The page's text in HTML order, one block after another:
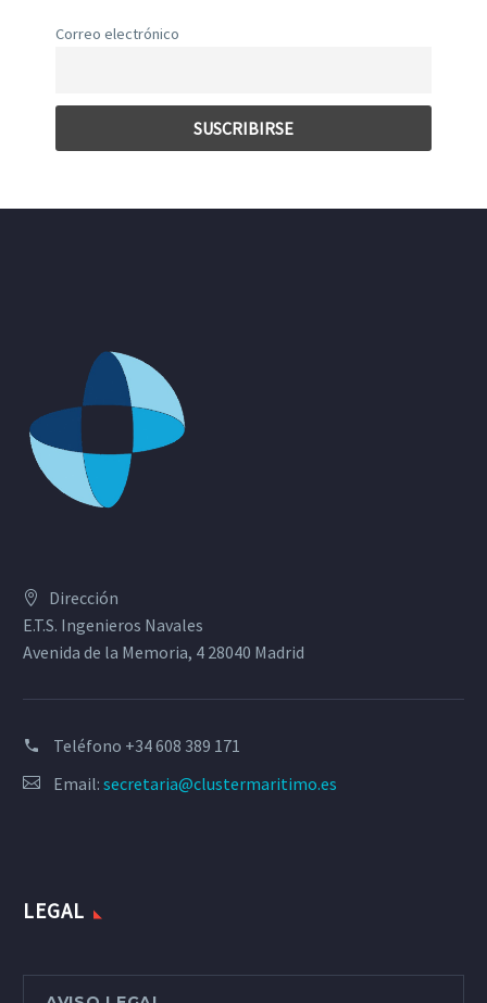
Correo electrónico
Dirección
E.T.S. Ingenieros Navales
Avenida de la Memoria, 4 28040 Madrid
Teléfono +34 608 389 171
Email: secretaria@clustermaritimo.es
LEGAL